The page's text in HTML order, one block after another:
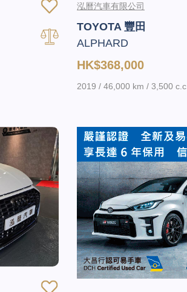
泓曆汽車有限公司
TOYOTA 豐田
ALPHARD
HK$368,000
2019 / 46,000 km / 3,500 c.c.